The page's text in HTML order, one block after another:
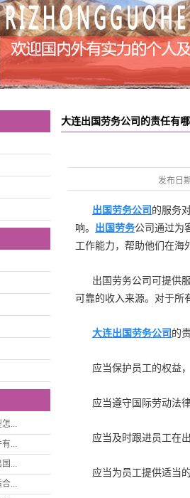
日本人文留学
...
...
...
...
大连出国劳务公司的责任有
发布日期
出国劳务公司的服务
响。 出国劳务公司通过为
工作能力，帮助他们在海
出国劳务公司可提供
可靠的收入来源。对于所
大连出国劳务公司的
应当保护员工的权益
应当遵守国际劳动法
应当及时跟进员工在
应当为员工提供适当